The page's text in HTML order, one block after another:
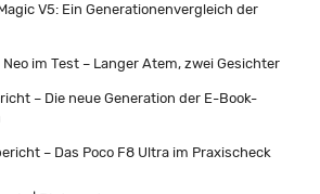
V5: Ein Generationenvergleich der
im Test – Langer Atem, zwei Gesichter
– Die neue Generation der E-Book-
– Das Poco F8 Ultra im Praxischeck